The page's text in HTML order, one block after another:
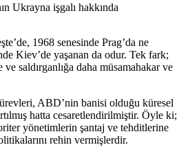
1968 senesinde Prag’da ne
Kiev’de yaşanan da odur. Tek fark;
saldırganlığa daha müsamahakar ve
ABD’nin banisi olduğu küresel
hatta cesaretlendirilmiştir. Öyle ki;
yönetimlerin şantaj ve tehditlerine
rehin vermişlerdir.